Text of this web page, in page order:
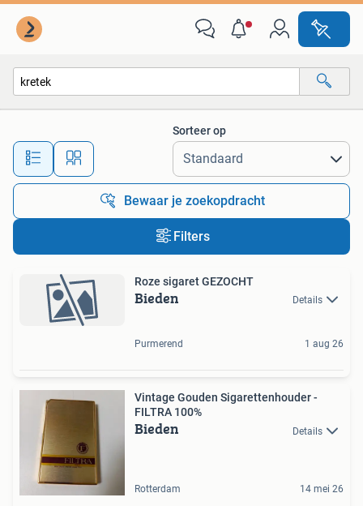
Alle afstanden…
Sorteer op
Bewaar je zoekopdracht
Filters
Roze sigaret GEZOCHT
Bieden Details
Purmerend 1 aug 26
Vintage Gouden Sigarettenhouder -
FILTRA 100%
Bieden Details
Rotterdam 14 mei 26